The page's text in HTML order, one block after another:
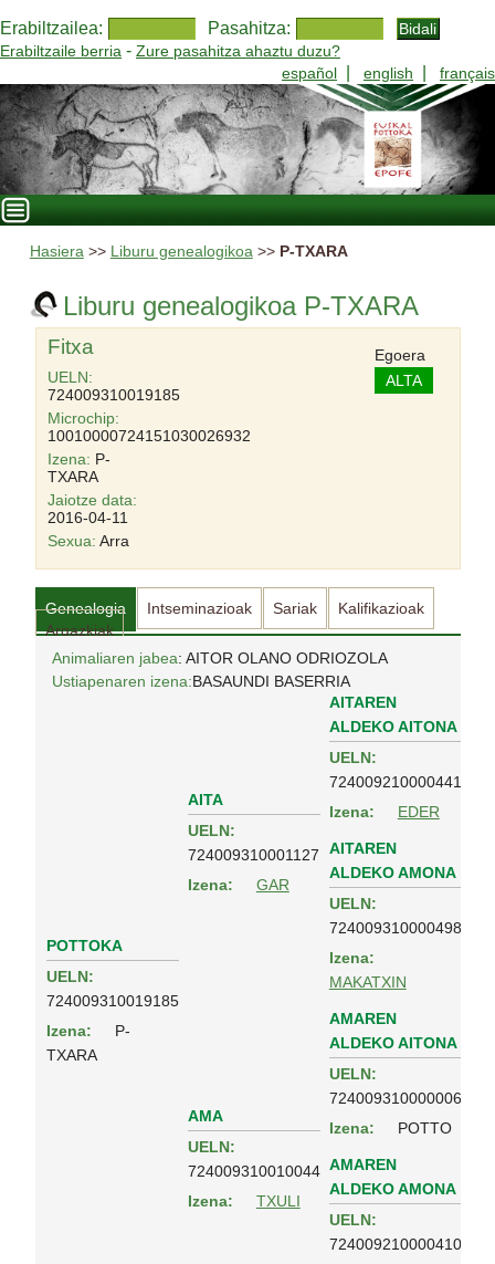
Erabiltzailea: Pasahitza:
Erabiltzaile berria - Zure pasahitza ahaztu duzu?
español
english français
Hasiera>> Liburu genealogikoa>> P-TXARA
Liburu genealogikoa P-TXARA
Fitxa
UELN:
724009310019185
Microchip:
10010000724151030026932
Izena: P-
TXARA
Jaiotze data:
2016-04-11
Sexua: Arra
Egoera
ALTA
Genealogia Intseminazioak Sariak
Kalifikazioak
Argazkiak
Animaliaren jabea: AITOR OLANO ODRIOZOLA
Ustiapenaren izena:BASAUNDI BASERRIA
POTTOKA
UELN:
724009310019185
Izena:
P-
TXARA
AITA
UELN:
724009310001127
Izena:
GAR
AITAREN
ALDEKO AITONA
UELN:
724009210000441
Izena:
EDER
AITAREN
ALDEKO AMONA
UELN:
724009310000498
Izena:
MAKATXIN
AMA
UELN:
724009310010044
Izena:
TXULI
AMAREN
ALDEKO AITONA
UELN:
724009310000006
Izena:
POTTO
AMAREN
ALDEKO AMONA
UELN:
724009210000410